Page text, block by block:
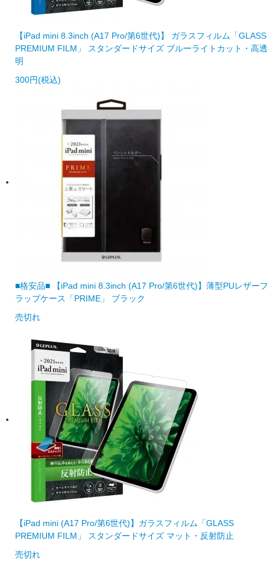
【iPad mini 8.3inch (A17 Pro/第6世代)】 ガラスフィルム「GLASS
PREMIUM FILM」 スタンダードサイズ ブルーライトカット・高透
明
300円(税込)
■格安品■ 【iPad mini 8.3inch (A17 Pro/第6世代)】薄型PUレザーフ
ラップケース「PRIME」 ブラック
売切れ
【iPad mini (A17 Pro/第6世代)】ガラスフィルム「GLASS
PREMIUM FILM」 スタンダードサイズ マット・反射防止
売切れ